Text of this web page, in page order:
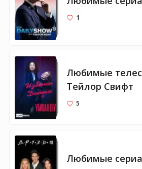
1
Любимые
Тейлор Свифт
5
Любимые